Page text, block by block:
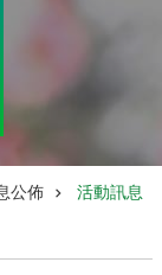
公佈 活動訊息